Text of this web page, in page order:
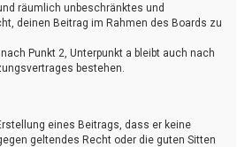
räumlich unbeschränktes und
deinen Beitrag im Rahmen des Boards zu
Punkt 2, Unterpunkt a bleibt auch nach
bestehen.
eines Beitrags, dass er keine
geltendes Recht oder die guten Sitten